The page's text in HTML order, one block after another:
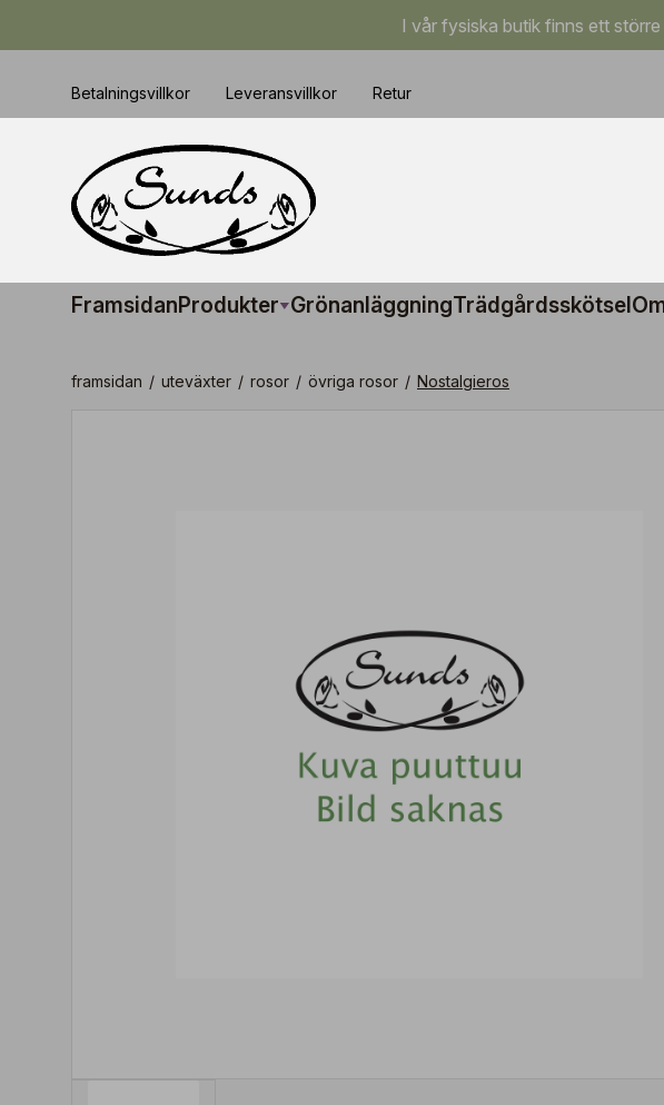
I vår fysiska butik finns ett
Betalningsvillkor Leveransvillkor Retur
FramsidanProdukter GrönanläggningTrädgårdsskötsel
framsidan / uteväxter / rosor / övriga rosor / Nostalgieros